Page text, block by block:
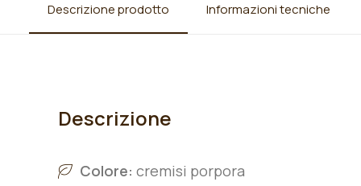
Descrizione prodotto Informazioni tecniche
Descrizione
Colore: cremisi porpora